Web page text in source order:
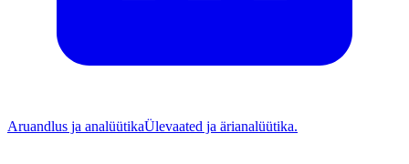
Aruandlus ja analüütikaÜlevaated ja ärianalüütika.